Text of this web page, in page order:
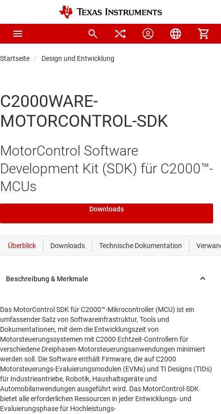
Startseite Design und Entwicklung
C2000WARE-
MOTORCONTROL-SDK
MotorControl Software
Development Kit (SDK) für C2000™-
MCUs
Downloads
Das MotorControl SDK für C2000™-Mikrocontroller (MCU) ist ein
umfassender Satz von Softwareinfrastruktur, Tools und
Dokumentationen, mit dem die Entwicklungszeit von
Motorsteuerungssystemen mit C2000 Echtzeit-Controllern für
verschiedene Dreiphasen-Motorsteuerungsanwendungen minimiert
werden soll. Die Software enthält Firmware, die auf C2000
Motorsteuerungs-Evaluierungsmodulen (EVMs) und TI Designs (TIDs)
für Industrieantriebe, Robotik, Haushaltsgeräte und
Automobilanwendungen ausgeführt wird. Das MotorControl-SDK
bietet alle erforderlichen Ressourcen in jeder Entwicklungs- und
Evaluierungsphase für Hochleistungs-